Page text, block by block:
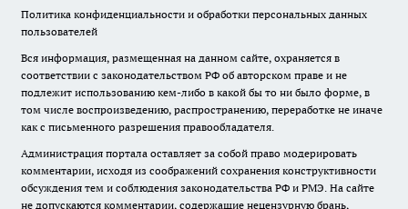
Политика конфиденциальности и обработки персональных данных
пользователей
Вся информация, размещенная на данном сайте, охраняется в
соответствии с законодательством РФ об авторском праве и не
подлежит использованию кем-либо в какой бы то ни было форме, в
том числе воспроизведению, распространению, переработке не иначе
как с письменного разрешения правообладателя.
Администрация портала оставляет за собой право модерировать
комментарии, исходя из соображений сохранения конструктивности
обсуждения тем и соблюдения законодательства РФ и РМЭ. На сайте
не допускаются комментарии, содержащие нецензурную брань,